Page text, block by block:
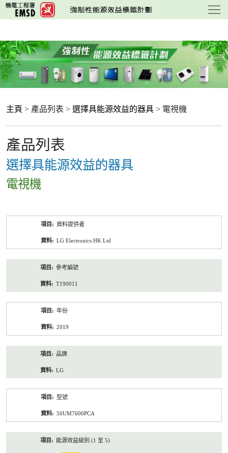
跳
至
要
內
容
主頁 > 產品列表 > 選擇具能源效益的器具 > 電視機
產品列表
選擇具能源效益的器具
電視機
資料提供者
LG Electronics HK Ltd
參考編號
T190011
年份
2019
品牌
LG
型號
50UM7600PCA
能源效益級別 (1 至 5)